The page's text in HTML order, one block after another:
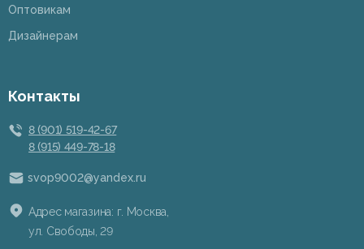
Оптовикам
Дизайнерам
Контакты
8 (901) 519-42-67
8 (915) 449-78-18
svop9002@yandex.ru
Адрес магазина: г. Москва,
ул. Свободы, 29